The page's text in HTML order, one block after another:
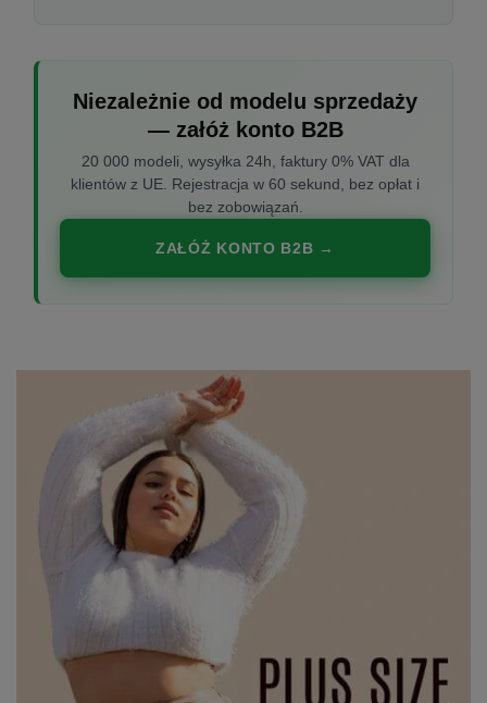
Niezależnie od modelu sprzedaży
— załóż konto B2B
20 000 modeli, wysyłka 24h, faktury 0% VAT dla
klientów z UE. Rejestracja w 60 sekund, bez opłat i
bez zobowiązań.
ZAŁÓŻ KONTO B2B →